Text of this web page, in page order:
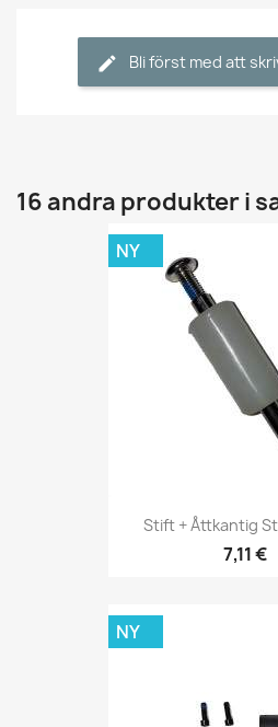
Bli först med att
16 andra produkter i
Stift + Åttkantig
7,11 €
NY
NY